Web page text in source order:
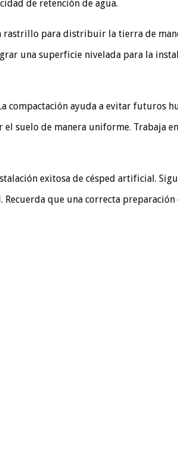
de retención de agua.
rastrillo para distribuir la tierra de
una superficie nivelada para la
compactación ayuda a evitar futuros
de manera uniforme. Trabaja
exitosa de césped artificial.
que una correcta